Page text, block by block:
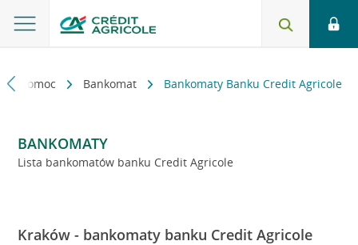
i pomoc Bankomat Bankomaty Banku Credit Agricole
BANKOMATY
Lista bankomatów banku Credit Agricole
Kraków - bankomaty banku Credit Agricole